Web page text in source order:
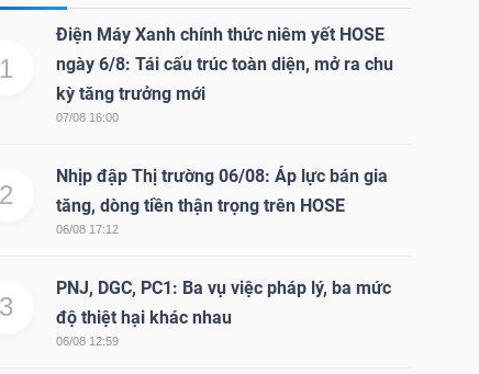
1
Điện Máy Xanh chính thức niêm yết HOSE
ngày 6/8: Tái cấu trúc toàn diện, mở ra chu
kỳ tăng trưởng mới
07/08 16:00
2
Nhịp đập Thị trường 06/08: Áp lực bán gia
tăng, dòng tiền thận trọng trên HOSE
06/08 17:12
3
PNJ, DGC, PC1: Ba vụ việc pháp lý, ba mức
độ thiệt hại khác nhau
06/08 12:59